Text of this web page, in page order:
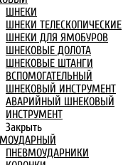
ШНЕКИ
ШНЕКИ ТЕЛЕСКОПИЧЕСКИЕ
ШНЕКИ ДЛЯ ЯМОБУРОВ
ШНЕКОВЫЕ ДОЛОТА
ШНЕКОВЫЕ ШТАНГИ
ВСПОМОГАТЕЛЬНЫЙ
ШНЕКОВЫЙ ИНСТРУМЕНТ
АВАРИЙНЫЙ ШНЕКОВЫЙ
ИНСТРУМЕНТ
Закрыть
ПНЕВМОУДАРНИКИ